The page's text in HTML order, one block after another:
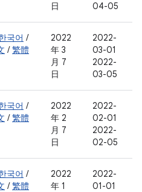
日
04-05
국어 /
/繁體
2022
年 3
月 7
日
2022-
03-01
2022-
03-05
국어 /
/繁體
2022
年 2
月 7
日
2022-
02-01
2022-
02-05
국어 /
/繁體
2022
年 1
2022-
01-01